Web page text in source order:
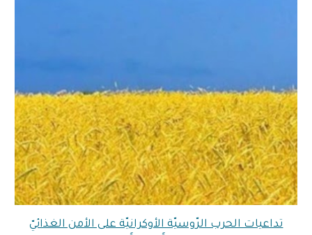
تداعيات الحرب الرّوسيّة الأوكرانيّة على الأمن الغذائيّ